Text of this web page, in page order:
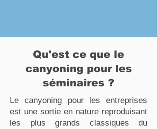
Qu'est ce que le
canyoning pour les
séminaires ?
Le canyoning pour les entreprises
est une sortie en nature reproduisant
les plus grands classiques du